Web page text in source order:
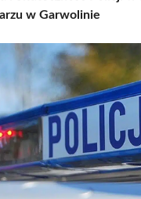
w Garwolinie